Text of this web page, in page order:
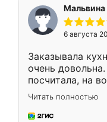
Мальвина
6 августа
Заказывала
очень
посчитала, на
Замерщик
делу со всей
за день, ребята
Читать полностью